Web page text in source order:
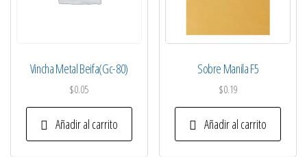
Vincha Metal Beifa(Gc-80)
$0.05
Añadir al carrito
Sobre Manila F5
$0.19
Añadir al carrito